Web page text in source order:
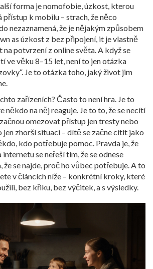
forma jenomofobie,úzkost, kterou
k mobilu – strach, že něco
nezaznamená, že je nějakým způsobem
as úzkost z bez připojení, it je vlastně
na potvrzení z online světa.A když se
ve věku 8–15 let, není to jen otázka
Je to otázka toho, jaký život jim
zařízeních? Často to není hra. Je to
někdo na něj reaguje. Je to to, že se necítí
omezovat přístup jen tresty nebo
jen zhorší situaci – dítě se začne cítit jako
kdo potřebuje pomoc. Pravda je, že
se neřeší tím, že se odnese
že se najde, proč ho vůbec potřebuje. A to
v článcích níže – konkrétní kroky, které
bez křiku, bez výčitek, a s výsledky.